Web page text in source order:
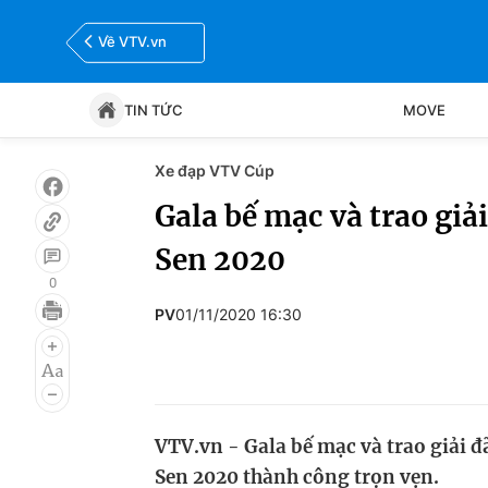
Về VTV.vn
TIN TỨC MOVE
Tin tức
Bóng đá
0
Xe đạp VTV Cúp
Gala bế mạc và trao
Sen 2020
PV01/11/2020 16:30
VTV.vn - Gala bế mạc và trao giải
Sen 2020 thành công trọn vẹn.